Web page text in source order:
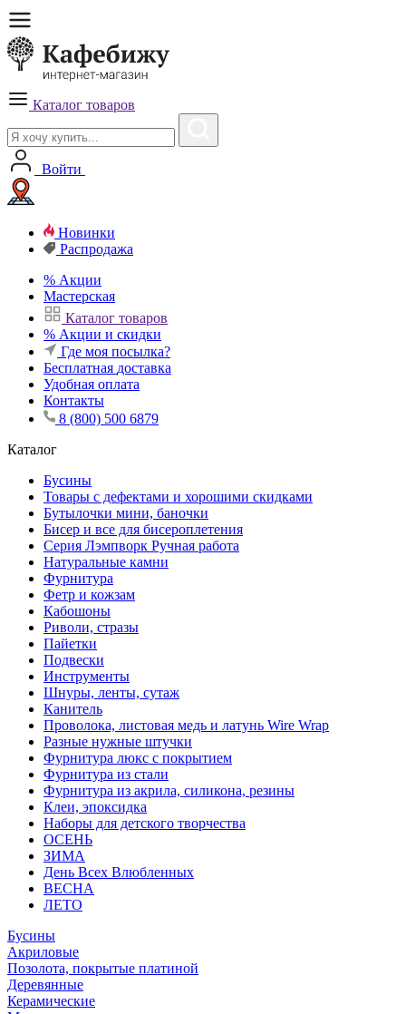
Каталог товаров
Войти
Новинки
Распродажа
% Акции
Мастерская
Каталог товаров
% Акции и скидки
Где моя посылка?
Бесплатная доставка
Удобная оплата
Контакты
8 (800) 500 6879
Каталог
Бусины
Товары с дефектами и хорошими скидками
Бутылочки мини, баночки
Бисер и все для бисероплетения
Серия Лэмпворк Ручная работа
Натуральные камни
Фурнитура
Фетр и кожзам
Кабошоны
Риволи, стразы
Пайетки
Подвески
Инструменты
Шнуры, ленты, сутаж
Канитель
Проволока, листовая медь и латунь Wire Wrap
Разные нужные штучки
Фурнитура люкс с покрытием
Фурнитура из стали
Фурнитура из акрила, силикона, резины
Клеи, эпоксидка
Наборы для детского творчества
ОСЕНЬ
ЗИМА
День Всех Влюбленных
ВЕСНА
ЛЕТО
Бусины
Акриловые
Позолота, покрытые платиной
Деревянные
Керамические